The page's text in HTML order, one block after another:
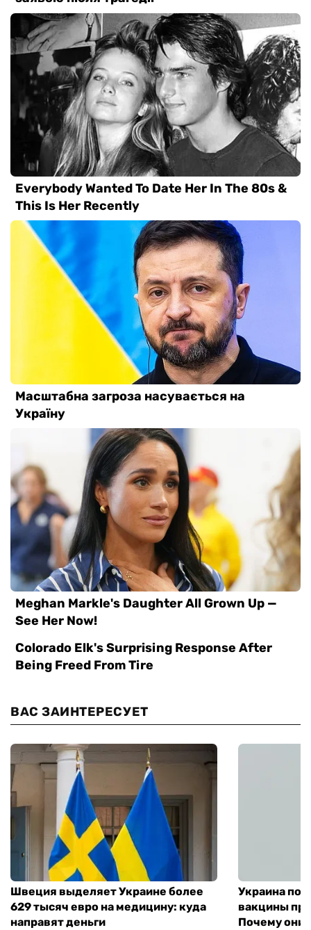
ВАС ЗАИНТЕРЕСУЕТ
Швеция выделяет Украине более
629 тысяч евро на медицину: куда
направят деньги
Украина
вакцины
Почему они